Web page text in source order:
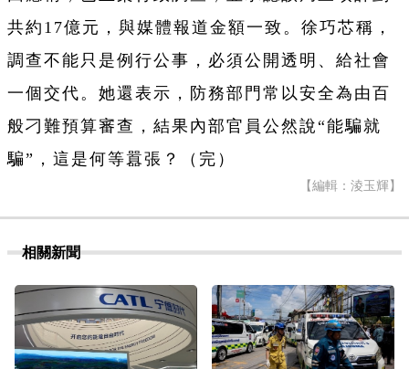
共約17億元，與媒體報道金額一致。徐巧芯稱，
調查不能只是例行公事，必須公開透明、給社會
一個交代。她還表示，防務部門常以安全為由百
般刁難預算審查，結果內部官員公然說“能騙就
騙”，這是何等囂張？（完）
【編輯：淩玉輝】
相關新聞